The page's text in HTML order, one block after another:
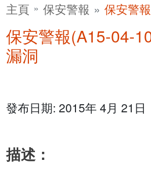
主頁 保安警報 保安警
保安警報(A15-04-
漏洞
發布日期: 2015年 4月 21日
描述：